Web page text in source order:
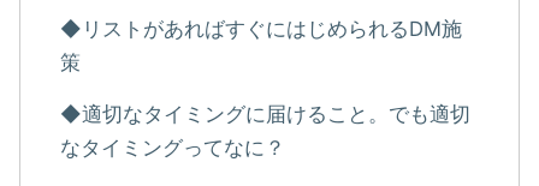
◆リストがあればすぐにはじめられるDM施
策
◆適切なタイミングに届けること。でも適切
なタイミングってなに？